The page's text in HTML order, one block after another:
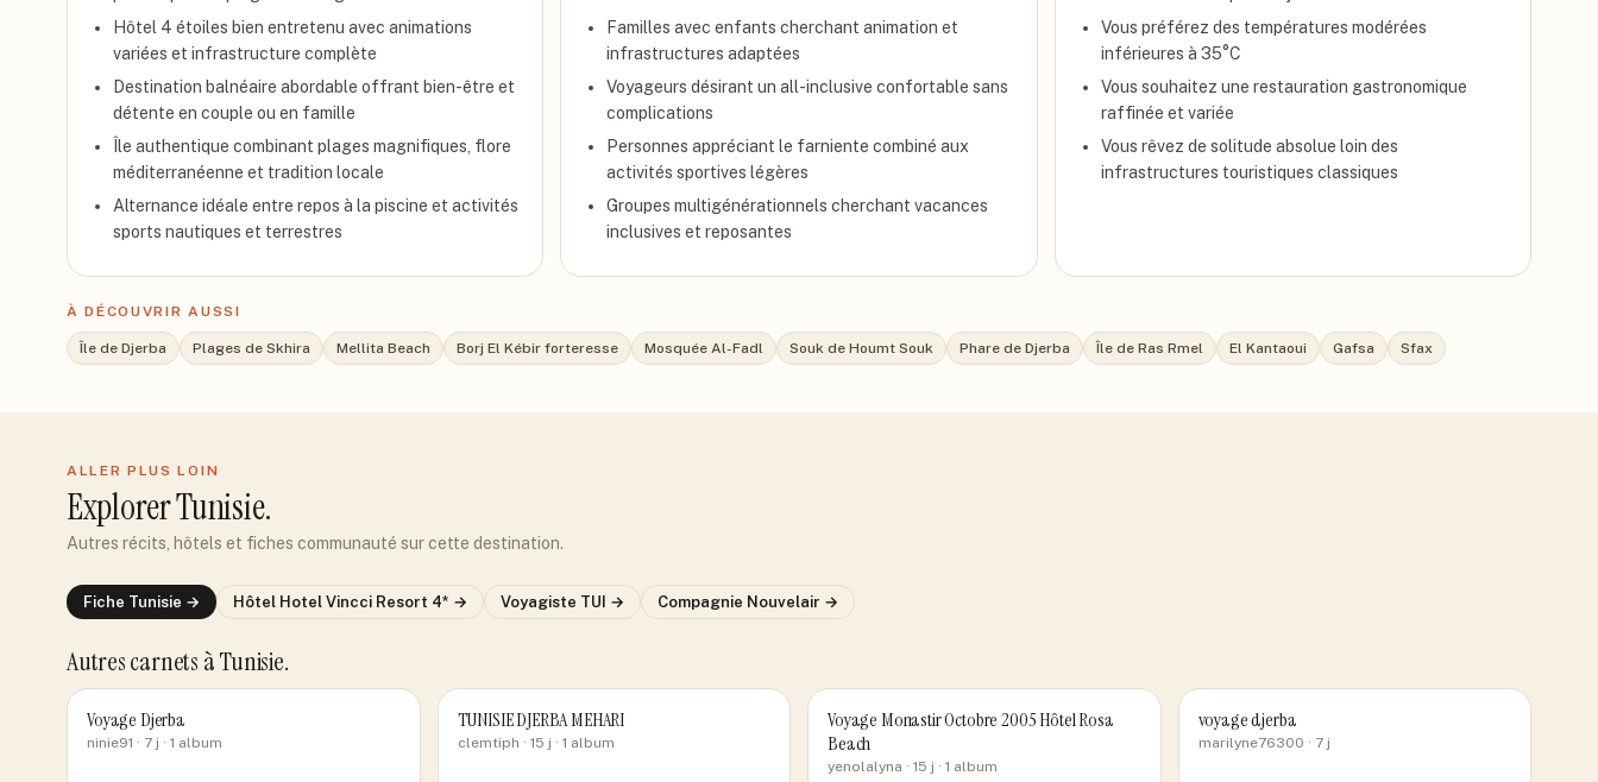
Hôtel 4 étoiles bien entretenu avec animations
variées et infrastructure complète
Destination balnéaire abordable offrant bien-être et
détente en couple ou en famille
Île authentique combinant plages magnifiques, flore
méditerranéenne et tradition locale
Alternance idéale entre repos à la piscine et activités
sports nautiques et terrestres
Familles avec enfants cherchant animation et
infrastructures adaptées
Voyageurs désirant un all-inclusive confortable sans
complications
Personnes appréciant le farniente combiné aux
activités sportives légères
Groupes multigénérationnels cherchant vacances
inclusives et reposantes
Vous préférez des températures modérées
inférieures à 35°C
Vous souhaitez une restauration gastronomique
raffinée et variée
Vous rêvez de solitude absolue loin des
infrastructures touristiques classiques
À DÉCOUVRIR AUSSI
Île de Djerba Plages de Skhira Mellita Beach Borj El Kébir forteresse Mosquée Al-Fadl Souk de Houmt Souk Phare de Djerba Île de Ras Rmel El Kantaoui Gafsa Sfax
ALLER PLUS LOIN
ExplorerTunisie.
Autres récits, hôtels et fiches communauté sur cette destination.
Fiche Tunisie → Hôtel Hotel Vincci Resort 4* → Voyagiste TUI → Compagnie Nouvelair →
Autres carnets à Tunisie.
Voyage Djerba
ninie91 · 7 j · 1 album
TUNISIE DJERBA MEHARI
clemtiph · 15 j · 1 album
Voyage Monastir Octobre 2005 Hôtel Rosa
Beach
yenolalyna · 15 j · 1 album
voyage djerba
marilyne76300 · 7 j